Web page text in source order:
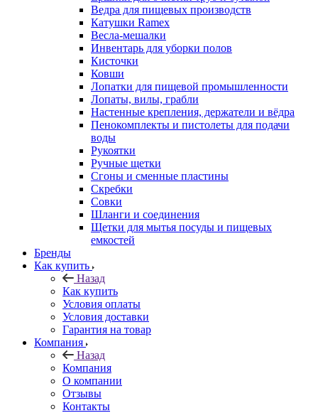
Ведра для пищевых производств
Катушки Ramex
Весла-мешалки
Инвентарь для уборки полов
Кисточки
Ковши
Лопатки для пищевой промышленности
Лопаты, вилы, грабли
Настенные крепления, держатели и вёдра
Пенокомплекты и пистолеты для подачи
воды
Рукоятки
Ручные щетки
Сгоны и сменные пластины
Скребки
Совки
Шланги и соединения
Щетки для мытья посуды и пищевых
емкостей
Бренды
Как купить
Назад
Как купить
Условия оплаты
Условия доставки
Гарантия на товар
Компания
Назад
Компания
О компании
Отзывы
Контакты